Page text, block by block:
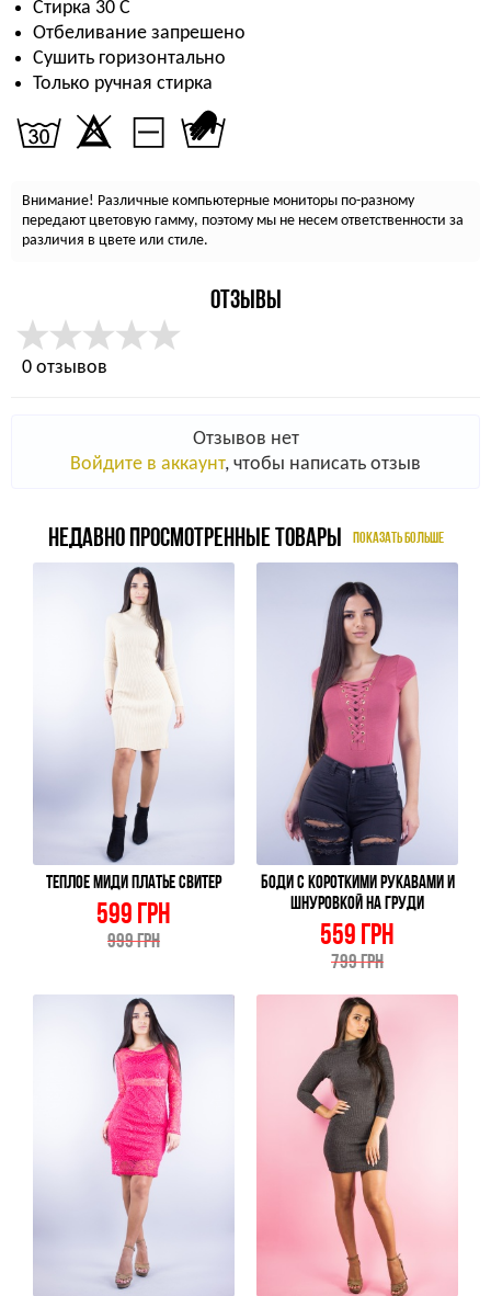
Стирка 30 С
Отбеливание запрешено
Сушить горизонтально
Только ручная стирка
Внимание! Различные компьютерные мониторы по-разному
передают цветовую гамму, поэтому мы не несем ответственности за
различия в цвете или стиле.
ОТЗЫВЫ
0 отзывов
Отзывов нет
Войдите в аккаунт, чтобы написать отзыв
НЕДАВНО ПРОСМОТРЕННЫЕ ТОВАРЫ ПОКАЗАТЬ БОЛЬШЕ
ТЕПЛОЕ МИДИ ПЛАТЬЕ СВИТЕР
599 ГРН
999 ГРН
БОДИ С КОРОТКИМИ РУКАВАМИ И
ШНУРОВКОЙ НА ГРУДИ
559 ГРН
799 ГРН